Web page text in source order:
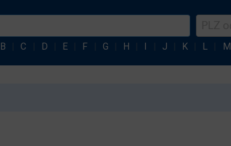
B C D E F G H I J K L M